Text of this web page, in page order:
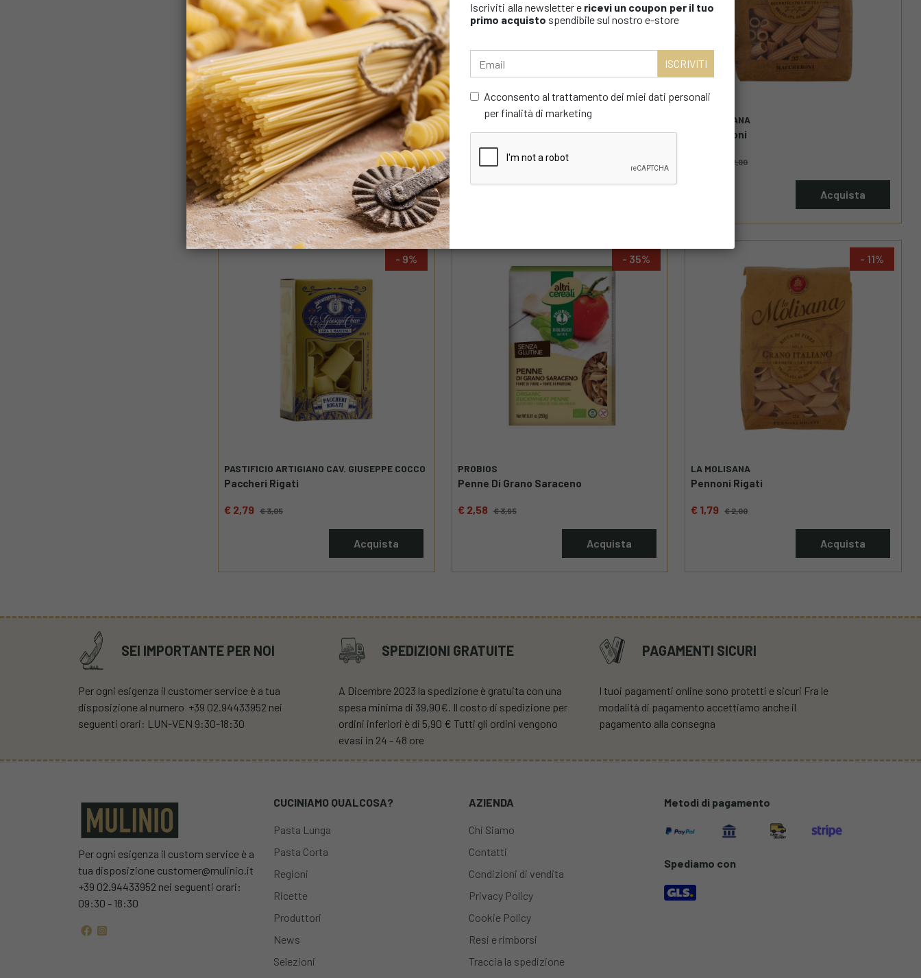
MULINIO
Kit Christmas Platinum
€ 34,99 € 36,24
Acquista
MULINIO
Kit Christmas Silver
€ 20,75
LA MOLISANA
Maccheroni
€ 2,00
Acquista
9
PASTIFICIO ARTIGIANO CAV. GIUSEPPE COCCO
Paccheri Rigati
€ 2,79 € 3,05
Acquista
35
PROBIOS
Penne Di Grano Saraceno
€ 2,58 € 3,95
Acquista
11
LA MOLISANA
Pennoni Rigati
€ 1,79 € 2,00
Acquista
SEI IMPORTANTE PER NOI
Per ogni esigenza il customer service è a tua
disposizione al numero +39 02.94433952 nei
seguenti orari: LUN-VEN 9:30-18:30
SPEDIZIONI GRATUITE
A Dicembre 2023 la spedizione è gratuita con una
spesa minima di 39,90€. Il costo di spedizione per
ordini inferiori è di 5,90 € Tutti gli ordini vengono
evasi in 24 - 48 ore
PAGAMENTI SICURI
I tuoi pagamenti online sono protetti e sicuri Fra le
modalità di pagamento accettiamo anche il
pagamento alla consegna
Per ogni esigenza il custom service è a
tua disposizione customer@mulinio.it
+39 02.94433952 nei seguenti orari:
09:30 - 18:30
CUCINIAMO QUALCOSA?
Pasta Lunga
Pasta Corta
Regioni
Ricette
Produttori
News
Selezioni
AZIENDA
Chi Siamo
Contatti
Condizioni di vendita
Privacy Policy
Cookie Policy
Resi e rimborsi
Traccia la spedizione
Metodi di pagamento
Spediamo con
Iscriviti alla newsletter e ricevi un coupon per il tuo
primo acquisto spendibile sul nostro e-store
Acconsento al trattamento dei miei dati personali
per finalità di marketing